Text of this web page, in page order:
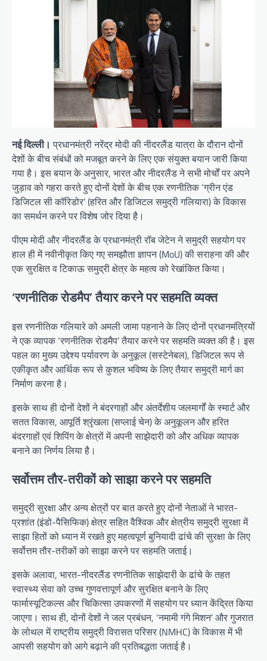
नई दिल्ली। प्रधानमंत्री नरेंद्र मोदी की नीदरलैंड यात्रा के दौरान दोनों
देशों के बीच संबंधों को मजबूत करने के लिए एक संयुक्त बयान जारी किया
गया है। इस बयान के अनुसार, भारत और नीदरलैंड ने सभी मोर्चों पर अपने
जुड़ाव को गहरा करते हुए दोनों देशों के बीच एक रणनीतिक ‘ग्रीन एंड
डिजिटल सी कॉरिडोर’ (हरित और डिजिटल समुद्री गलियारा) के विकास
का समर्थन करने पर विशेष जोर दिया है।
पीएम मोदी और नीदरलैंड के प्रधानमंत्री रॉब जेटेन ने समुद्री सहयोग पर
हाल ही में नवीनीकृत किए गए समझौता ज्ञापन (MoU) की सराहना की और
एक सुरक्षित व टिकाऊ समुद्री क्षेत्र के महत्व को रेखांकित किया।
‘रणनीतिक रोडमैप’ तैयार करने पर सहमति व्यक्त
इस रणनीतिक गलियारे को अमली जामा पहनाने के लिए दोनों प्रधानमंत्रियों
ने एक व्यापक ‘रणनीतिक रोडमैप’ तैयार करने पर सहमति व्यक्त की है। इस
पहल का मुख्य उद्देश्य पर्यावरण के अनुकूल (सस्टेनेबल), डिजिटल रूप से
एकीकृत और आर्थिक रूप से कुशल भविष्य के लिए तैयार समुद्री मार्ग का
निर्माण करना है।
इसके साथ ही दोनों देशों ने बंदरगाहों और अंतर्देशीय जलमार्गों के स्मार्ट और
सतत विकास, आपूर्ति श्रृंखला (सप्लाई चेन) के अनुकूलन और हरित
बंदरगाहों एवं शिपिंग के क्षेत्रों में अपनी साझेदारी को और अधिक व्यापक
बनाने का निर्णय लिया है।
सर्वोत्तम तौर-तरीकों को साझा करने पर सहमति
समुद्री सुरक्षा और अन्य क्षेत्रों पर बात करते हुए दोनों नेताओं ने भारत-
प्रशांत (इंडो-पैसिफिक) क्षेत्र सहित वैश्विक और क्षेत्रीय समुद्री सुरक्षा में
साझा हितों को ध्यान में रखते हुए महत्वपूर्ण बुनियादी ढांचे की सुरक्षा के लिए
सर्वोत्तम तौर-तरीकों को साझा करने पर सहमति जताई।
इसके अलावा, भारत-नीदरलैंड रणनीतिक साझेदारी के ढांचे के तहत
स्वास्थ्य सेवा को उच्च गुणवत्तापूर्ण और सुरक्षित बनाने के लिए
फार्मास्यूटिकल्स और चिकित्सा उपकरणों में सहयोग पर ध्यान केंद्रित किया
जाएगा। साथ ही, दोनों देशों ने जल प्रबंधन, ‘नमामी गंगे मिशन’ और गुजरात
के लोथल में राष्ट्रीय समुद्री विरासत परिसर (NMHC) के विकास में भी
आपसी सहयोग को आगे बढ़ाने की प्रतिबद्धता जताई है।